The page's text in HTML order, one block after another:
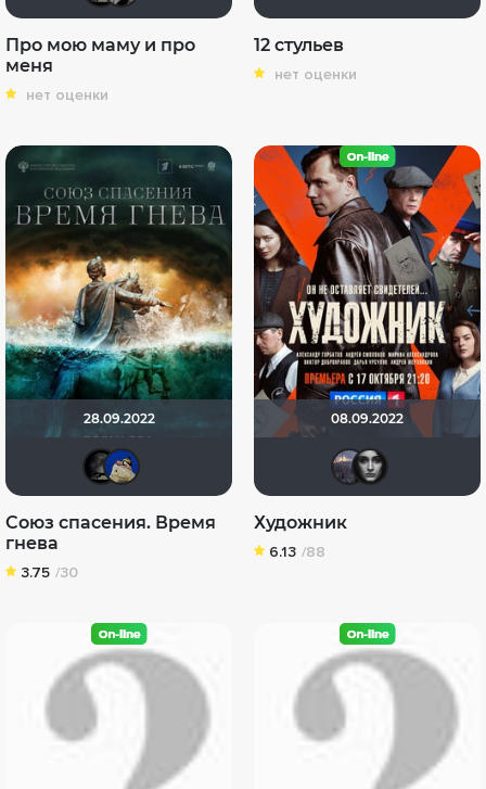
Про мою маму и про
меня
нет оценки
12 стульев
нет оценки
28.09.2022
Союз спасения. Время
гнева
3.75 /30
08.09.2022
Художник
6.13 /88